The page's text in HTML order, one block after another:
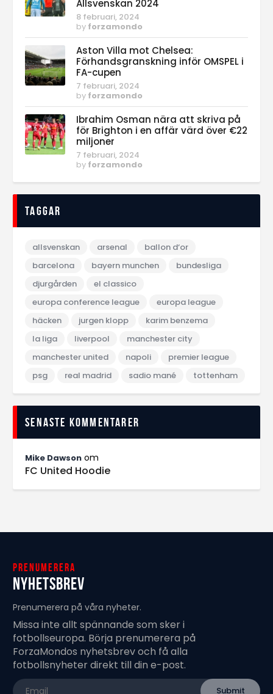
Allsvenskan 2024
8 februari, 2024
by forzamondo
Aston Villa mot Chelsea:
Förhandsgranskning inför OMSPEL i
FA-cupen
7 februari, 2024
by forzamondo
Ibrahim Osman nära att skriva på
för Brighton i en affär värd över €22
miljoner
7 februari, 2024
by forzamondo
Taggar
allsvenskan arsenal
ballon d‘or
barcelona
bayern munchen
bundesliga
djurgården
el classico
europa conference league
europa league
häcken
jurgen klopp
karim benzema
la liga
liverpool
manchester city
manchester united
napoli
premier league
psg
real madrid sadio mané tottenham
Senaste kommentarer
Mike Dawson om
FC United Hoodie
Prenumerera
Nyhetsbrev
Prenumerera på våra nyheter.
Missa inte allt spännande som sker i
fotbollseuropa. Börja prenumerera på
ForzaMondos nyhetsbrev och få alla
fotbollsnyheter direkt till din e-post.